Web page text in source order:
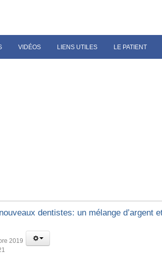
VIDÉOS LIENS UTILES LE PATIENT
dentistes: un mélange d’argent
2019